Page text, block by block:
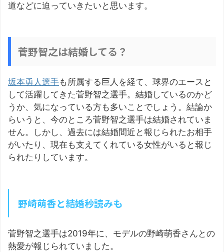
道などに迫っていきたいと思います。
菅野智之は結婚してる？
坂本勇人選手も所属する巨人を経て、球界のエースと
して活躍してきた菅野智之選手。結婚しているのかど
うか、気になっている方も多いことでしょう。結論か
らいうと、今のところ菅野智之選手は結婚されていま
せん。しかし、過去には結婚間近と報じられたお相手
がいたり、現在も支えてくれている女性がいると報じ
られたりしています。
野崎萌香と結婚秒読みも
菅野智之選手は2019年に、モデルの野崎萌香さんとの
熱愛が報じられていました。